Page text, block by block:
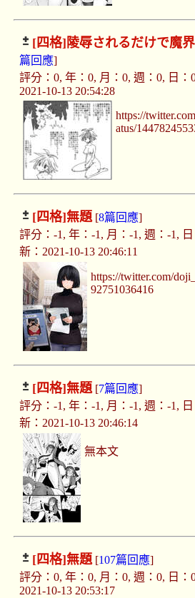
[四格] 陵辱されるだけで魔
篇回應]
評分：0, 年：0, 月：0, 週：0, 日：
2021-10-13 20:54:28
https://
atus/
[四格]無題[8篇回應]
評分：-1, 年：-1, 月：-1, 週：-1,
新：2021-10-13 20:46:11
https://twitter.com/
92751036416
[四格]無題[7篇回應]
評分：-1, 年：-1, 月：-1, 週：-1,
新：2021-10-13 20:46:14
無本文
[四格]無題[107篇回應]
評分：0, 年：0, 月：0, 週：0, 日：
2021-10-13 20:53:17